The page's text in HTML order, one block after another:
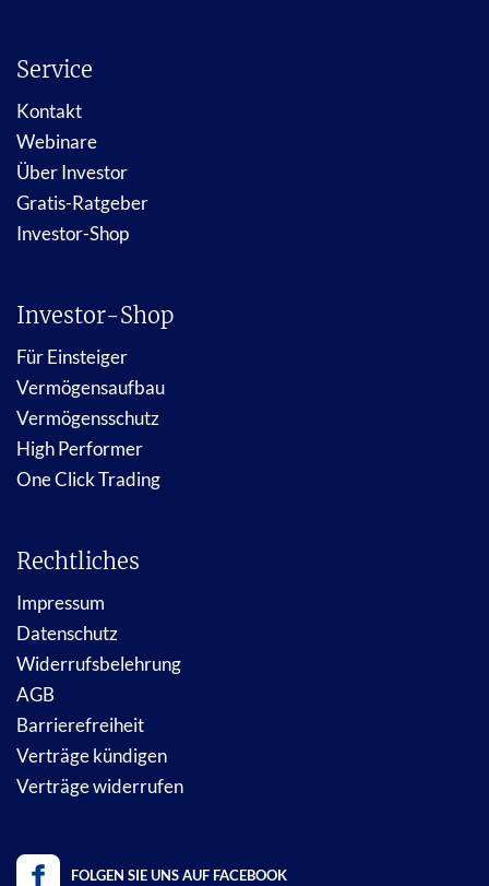
Service
Kontakt
Webinare
Über Investor
Gratis-Ratgeber
Investor-Shop
Investor-Shop
Für Einsteiger
Vermögensaufbau
Vermögensschutz
High Performer
One Click Trading
Rechtliches
Impressum
Datenschutz
Widerrufsbelehrung
AGB
Barrierefreiheit
Verträge kündigen
Verträge widerrufen
FOLGEN SIE UNS AUF FACEBOOK